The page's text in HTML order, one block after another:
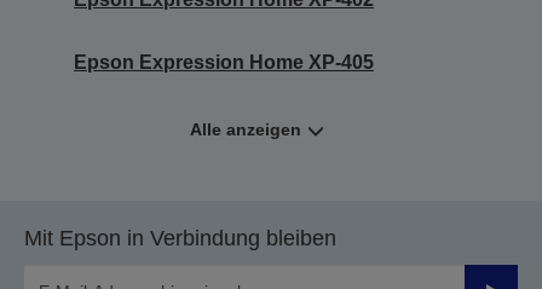
Epson Expression Home XP-405
Alle anzeigen
Mit Epson in Verbindung bleiben